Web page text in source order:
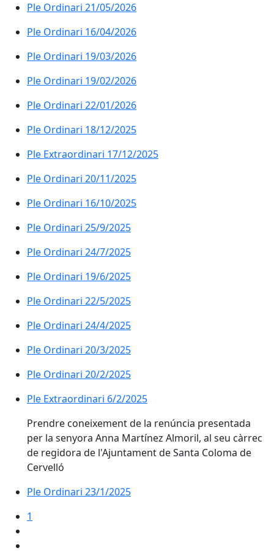
Ple Ordinari 21/05/2026
Ple Ordinari 16/04/2026
Ple Ordinari 19/03/2026
Ple Ordinari 19/02/2026
Ple Ordinari 22/01/2026
Ple Ordinari 18/12/2025
Ple Extraordinari 17/12/2025
Ple Ordinari 20/11/2025
Ple Ordinari 16/10/2025
Ple Ordinari 25/9/2025
Ple Ordinari 24/7/2025
Ple Ordinari 19/6/2025
Ple Ordinari 22/5/2025
Ple Ordinari 24/4/2025
Ple Ordinari 20/3/2025
Ple Ordinari 20/2/2025
Ple Extraordinari 6/2/2025
Prendre coneixement de la renúncia presentada
per la senyora Anna Martínez Almoril, al seu càrrec
de regidora de l'Ajuntament de Santa Coloma de
Cervelló
Ple Ordinari 23/1/2025
1